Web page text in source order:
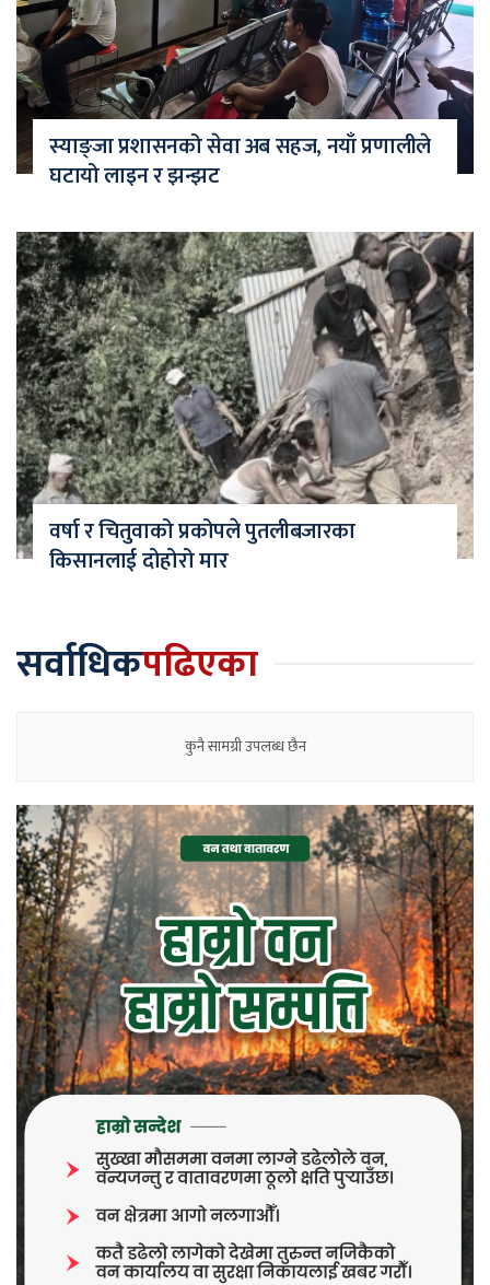
स्याङ्जा प्रशासनको सेवा अब सहज, नयाँ प्रणालीले
घटायो लाइन र झन्झट
वर्षा र चितुवाको प्रकोपले पुतलीबजारका
किसानलाई दोहोरो मार
सर्वाधिकपढिएका
कुनै सामग्री उपलब्ध छैन